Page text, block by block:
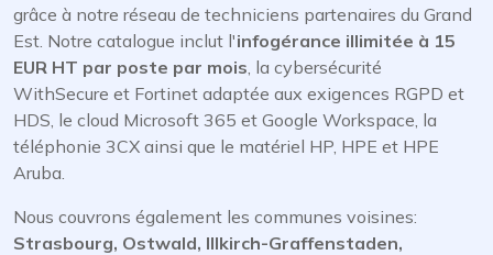
grâce à notre réseau de techniciens partenaires du Grand
Est. Notre catalogue inclut l'infogérance illimitée à 15
EUR HT par poste par mois, la cybersécurité
WithSecure et Fortinet adaptée aux exigences RGPD et
HDS, le cloud Microsoft 365 et Google Workspace, la
téléphonie 3CX ainsi que le matériel HP, HPE et HPE
Aruba.
Nous couvrons également les communes voisines:
Strasbourg, Ostwald, Illkirch-Graffenstaden,